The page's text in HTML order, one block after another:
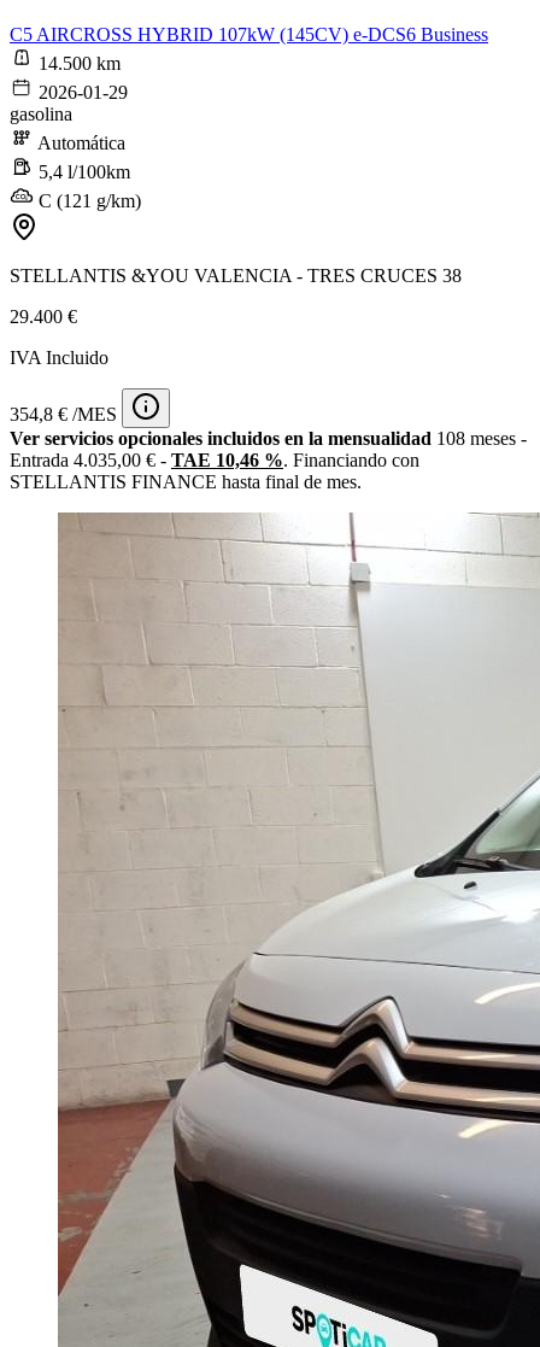
C5 AIRCROSS HYBRID 107kW (145CV) e-DCS6 Business
14.500 km
2026-01-29
gasolina
Automática
5,4 l/100km
C (121 g/km)
STELLANTIS &YOU VALENCIA - TRES CRUCES 38
29.400 €
IVA Incluido
354,8 € /MES
Ver servicios opcionales incluidos en la mensualidad 108 meses -
Entrada 4.035,00 € - TAE 10,46 %. Financiando con
STELLANTIS FINANCE hasta final de mes.